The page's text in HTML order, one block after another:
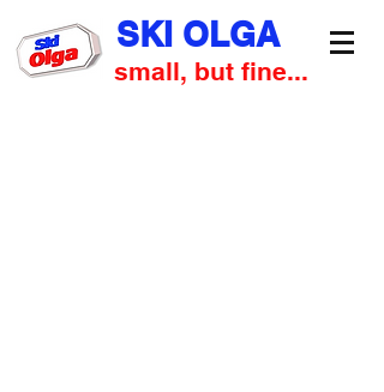
SKI OLGA
small, but fine...